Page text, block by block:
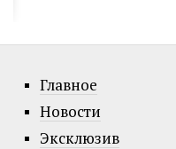
Главное
Новости
Эксклюзив